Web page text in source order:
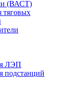
(ВАСТ)
тяговых
ЛЭП
подстанций